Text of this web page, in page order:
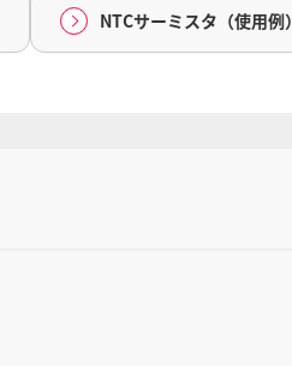
NTCサーミスタ（使用例）